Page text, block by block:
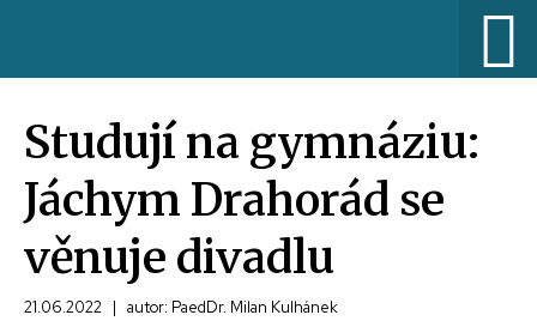
Studují na gymnáziu:
Jáchym Drahorád se
věnuje divadlu
21.06.2022 | autor: PaedDr. Milan Kulhánek